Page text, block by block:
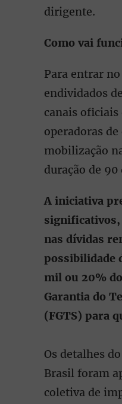
dirigente.
Como vai
Para entrar
endividados
canais oficiais
operadoras
mobilização
duração de 90
A iniciativa
significativos,
nas dívidas
possibilidade
mil ou 20%
Garantia do
(FGTS) para
Os detalhes
Brasil foram
coletiva de